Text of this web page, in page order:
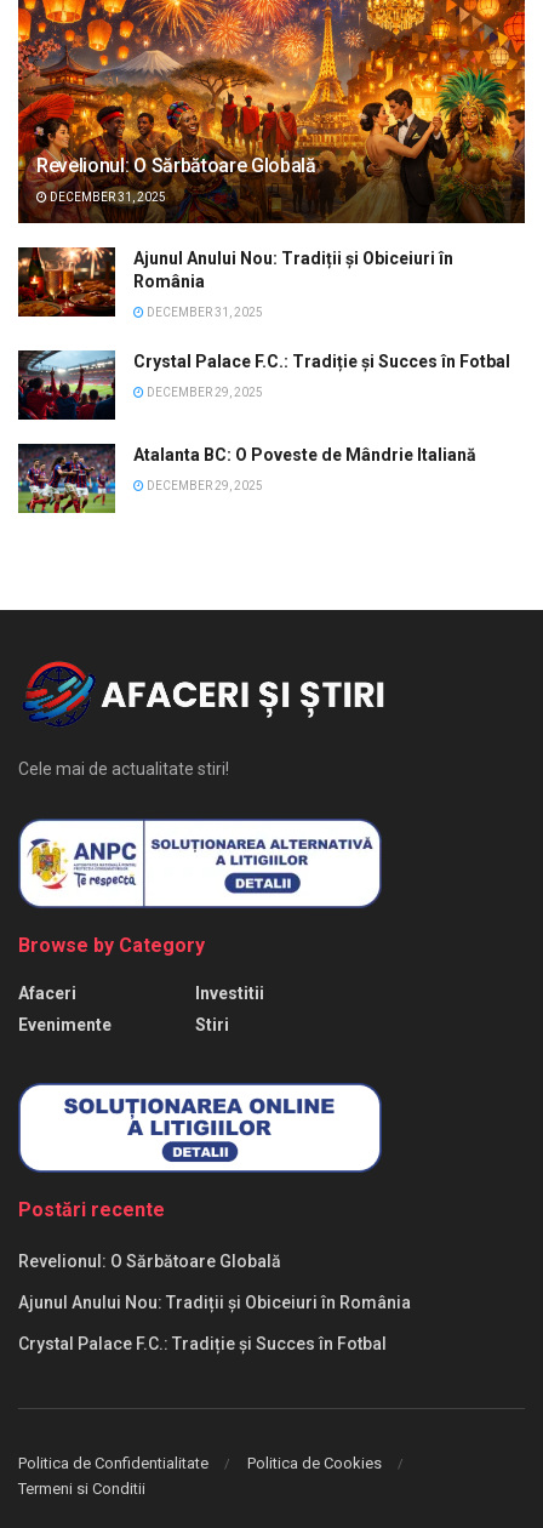
Revelionul: O Sărbătoare Globală
DECEMBER 31, 2025
Ajunul Anului Nou: Tradiții și Obiceiuri în
România
DECEMBER 31, 2025
Crystal Palace F.C.: Tradiție și Succes în Fotbal
DECEMBER 29, 2025
Atalanta BC: O Poveste de Mândrie Italiană
DECEMBER 29, 2025
Cele mai de actualitate stiri!
Browse by Category
Afaceri
Evenimente
Investitii
Stiri
Postări recente
Revelionul: O Sărbătoare Globală
Ajunul Anului Nou: Tradiții și Obiceiuri în România
Crystal Palace F.C.: Tradiție și Succes în Fotbal
Politica de Confidentialitate
Politica de Cookies
Termeni si Conditii